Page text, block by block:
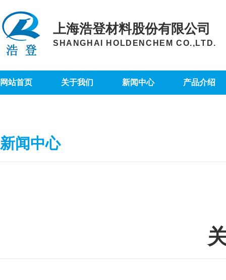
上海浩登材料股份有限公司
SHANGHAI HOLDENCHEM CO.,LTD.
网站首页 关于我们 新闻中心 产品介绍
新闻中心